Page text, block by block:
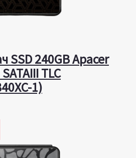
SSD 240GB Apacer
TLC
1)